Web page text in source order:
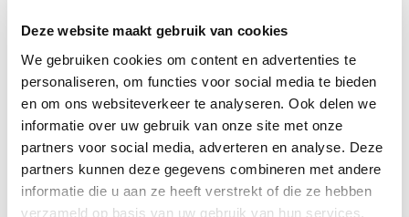
Deze website maakt gebruik van cookies
We gebruiken cookies om content en advertenties te
personaliseren, om functies voor social media te bieden
en om ons websiteverkeer te analyseren. Ook delen we
informatie over uw gebruik van onze site met onze
partners voor social media, adverteren en analyse. Deze
partners kunnen deze gegevens combineren met andere
informatie die u aan ze heeft verstrekt of die ze hebben
verzameld op basis van uw gebruik van hun services.
9102 EM
Adres
De Gritmûne 17
GEHANDICAPTENZORG
Geschikt voor cliënten met ZZP